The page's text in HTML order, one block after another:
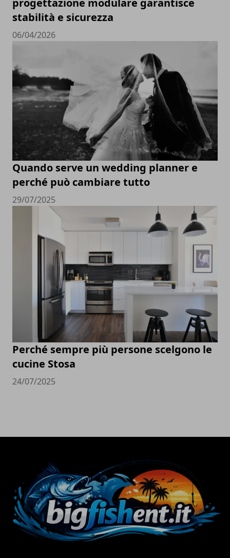
stabilità e sicurezza
06/04/2026
Quando serve un wedding planner e
perché può cambiare tutto
29/07/2025
Perché sempre più persone scelgono le
cucine Stosa
24/07/2025